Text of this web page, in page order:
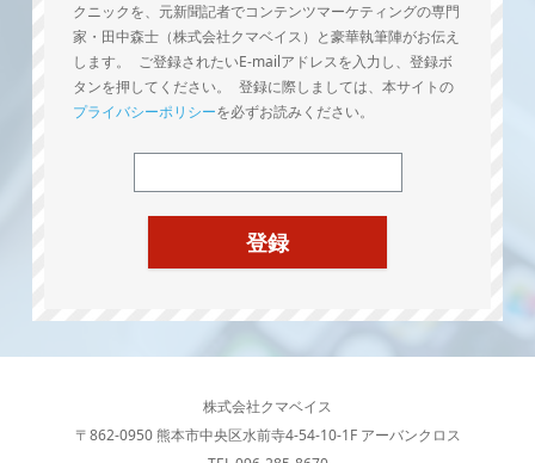
クニックを、元新聞記者でコンテンツマーケティングの専門
家・田中森士（株式会社クマベイス）と豪華執筆陣がお伝え
します。 ご登録されたいE-mailアドレスを入力し、登録ボ
タンを押してください。 登録に際しましては、本サイトの
プライバシーポリシーを必ずお読みください。
株式会社クマベイス
〒862-0950 熊本市中央区水前寺4-54-10-1F アーバンクロス